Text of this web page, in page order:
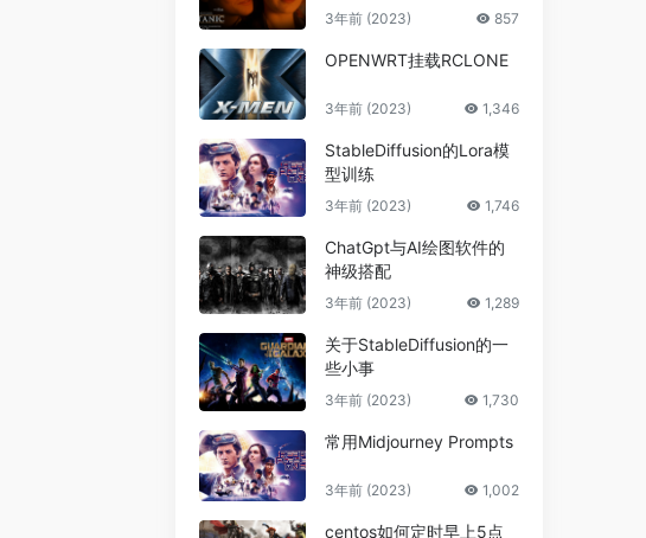
3年前 (2023) 857
OPENWRT挂载RCLONE
3年前 (2023) 1,346
StableDiffusion的Lora模
型训练
3年前 (2023) 1,746
ChatGpt与AI绘图软件的
神级搭配
3年前 (2023) 1,289
关于StableDiffusion的一
些小事
3年前 (2023) 1,730
常用Midjourney Prompts
3年前 (2023) 1,002
centos如何定时早上5点